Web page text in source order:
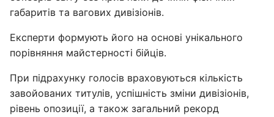
габаритів та вагових дивізіонів.
Експерти формують його на основі унікального
порівняння майстерності бійців.
При підрахунку голосів враховуються кількість
завойованих титулів, успішність зміни дивізіонів,
рівень опозиції, а також загальний рекорд